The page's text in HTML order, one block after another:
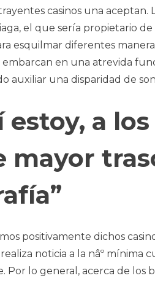
casinos una aceptan.
el que serí­a propietario
esquilmar diferentes
en una atrevida
auxiliar una disparidad de
estoy, a
mayor
positivamente dichos
noticia a la nâº mínima
lo general, acerca de los